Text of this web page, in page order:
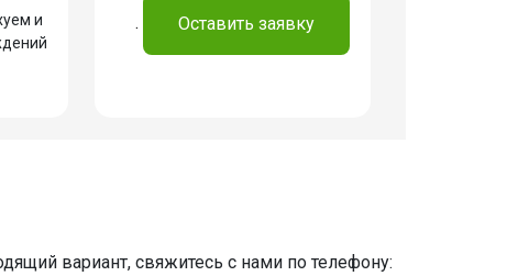
и
. Оставить заявку
вариант, свяжитесь с нами по телефону: